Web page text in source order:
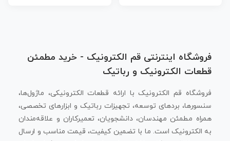
فروشگاه اینترنتی قم الکترونیک - خرید مطمئن
قطعات الکترونیک و رباتیک
فروشگاه قم الکترونیک با ارائه قطعات الکترونیکی، ماژول‌ها،
سنسورها، بردهای توسعه، تجهیزات رباتیک و ابزارهای تخصصی،
همراه مطمئن مهندسان، دانشجویان، تعمیرکاران و علاقه‌مندان
به الکترونیک است. ما با تضمین کیفیت، قیمت مناسب و ارسال